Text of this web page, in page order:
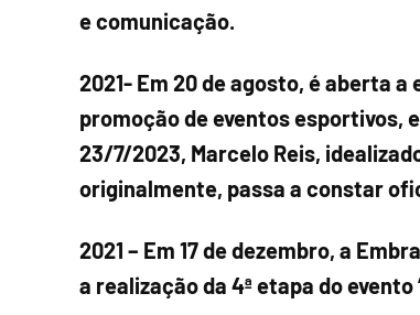
e comunicação.
2021- Em 20 de agosto, é aberta a
promoção de eventos esportivos,
23/7/2023, Marcelo Reis,
originalmente, passa a constar
2021 – Em 17 de dezembro, a
a realização da 4ª etapa do